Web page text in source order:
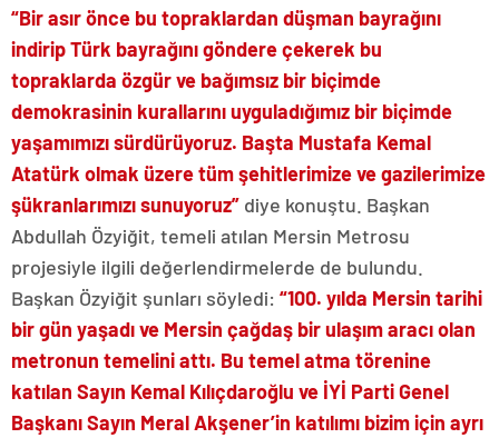
“Bir asır önce bu topraklardan düşman bayrağını
indirip Türk bayrağını göndere çekerek bu
topraklarda özgür ve bağımsız bir biçimde
demokrasinin kurallarını uyguladığımız bir biçimde
yaşamımızı sürdürüyoruz. Başta Mustafa Kemal
Atatürk olmak üzere tüm şehitlerimize ve gazilerimize
şükranlarımızı sunuyoruz” diye konuştu. Başkan
Abdullah Özyiğit, temeli atılan Mersin Metrosu
projesiyle ilgili değerlendirmelerde de bulundu.
Başkan Özyiğit şunları söyledi: “100. yılda Mersin tarihi
bir gün yaşadı ve Mersin çağdaş bir ulaşım aracı olan
metronun temelini attı. Bu temel atma törenine
katılan Sayın Kemal Kılıçdaroğlu ve İYİ Parti Genel
Başkanı Sayın Meral Akşener’in katılımı bizim için ayrı